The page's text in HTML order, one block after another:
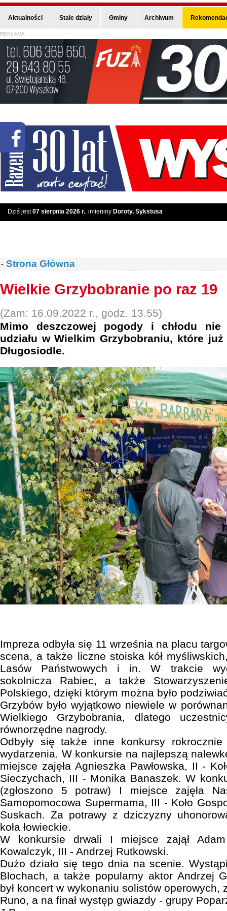
Aktualności Stałe działy Gminy Archiwum
REKLAMA
Dziś jest07 sierpnia 2026 r., imieniny Doroty, Sykstusa
- Strona Główna
Wielkie Grzybobranie po raz 19
(Zam: 16.09.2022 r., godz. 13.55)
Mimo deszczowej pogody i chłodu nie
udziału w Wielkim Grzybobraniu, które
Długosiodle.
Impreza odbyła się 11 września na placu
scena, a także liczne stoiska kół
Lasów Państwowych i in. W trakcie
sokolnicza Rabiec, a także
Polskiego, dzięki którym można było
Grzybów było wyjątkowo niewiele w
Wielkiego Grzybobrania, dlatego
równorzędne nagrody.
Odbyły się także inne konkursy
wydarzenia. W konkursie na najlepszą
miejsce zajęła Agnieszka Pawłowska, II -
Sieczychach, III - Monika Banaszek. W
(zgłoszono 5 potraw) I miejsce zajęła
Samopomocowa Supermama, III - Koło
Suskach. Za potrawy z dziczyzny
koła łowieckie.
W konkursie drwali I miejsce zajął
Kowalczyk, III - Andrzej Rutkowski.
Dużo działo się tego dnia na scenie.
Blochach, a także popularny aktor Andrzej
był koncert w wykonaniu solistów operowych,
Runo, a na finał występ gwiazdy - grupy